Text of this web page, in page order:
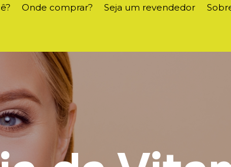
Onde comprar? Seja um revendedor